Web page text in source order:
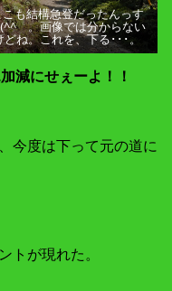
も結構急登だったんっす
ゞ。画像では分からない
どね。これを、下る･･･。
減にせぇーよ！！
今度は下って元の道に
トが現れた。